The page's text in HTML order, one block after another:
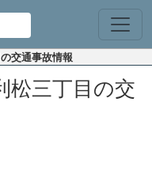
交通事故情報
松三丁目の交